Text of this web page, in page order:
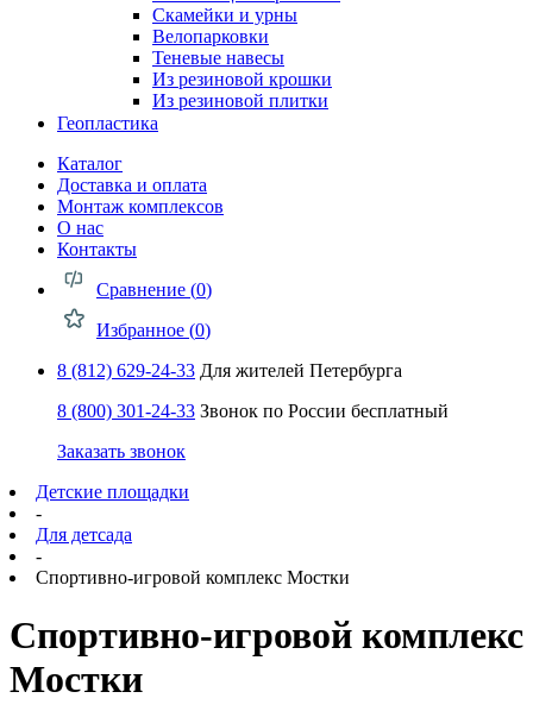
Скамейки и урны
Велопарковки
Теневые навесы
Из резиновой крошки
Из резиновой плитки
Геопластика
Каталог
Доставка и оплата
Монтаж комплексов
О нас
Контакты
Сравнение (0)
Избранное (0)
8 (812) 629-24-33 Для жителей Петербурга
8 (800) 301-24-33 Звонок по России бесплатный
Заказать звонок
Детские площадки
-
Для детсада
-
Спортивно-игровой комплекс Мостки
Спортивно-игровой комплекс
Мостки